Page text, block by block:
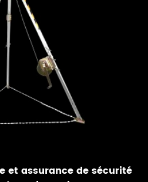
et assurance de sécurité